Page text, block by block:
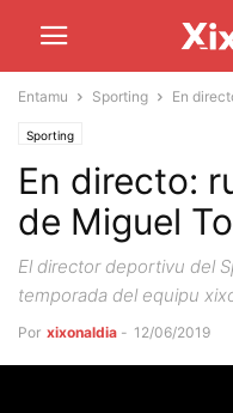
Entamu Sporting En
Sporting
En directo:
de Miguel
El director deportivu del
temporada del equipu
Por xixonaldia - 12/06/2019